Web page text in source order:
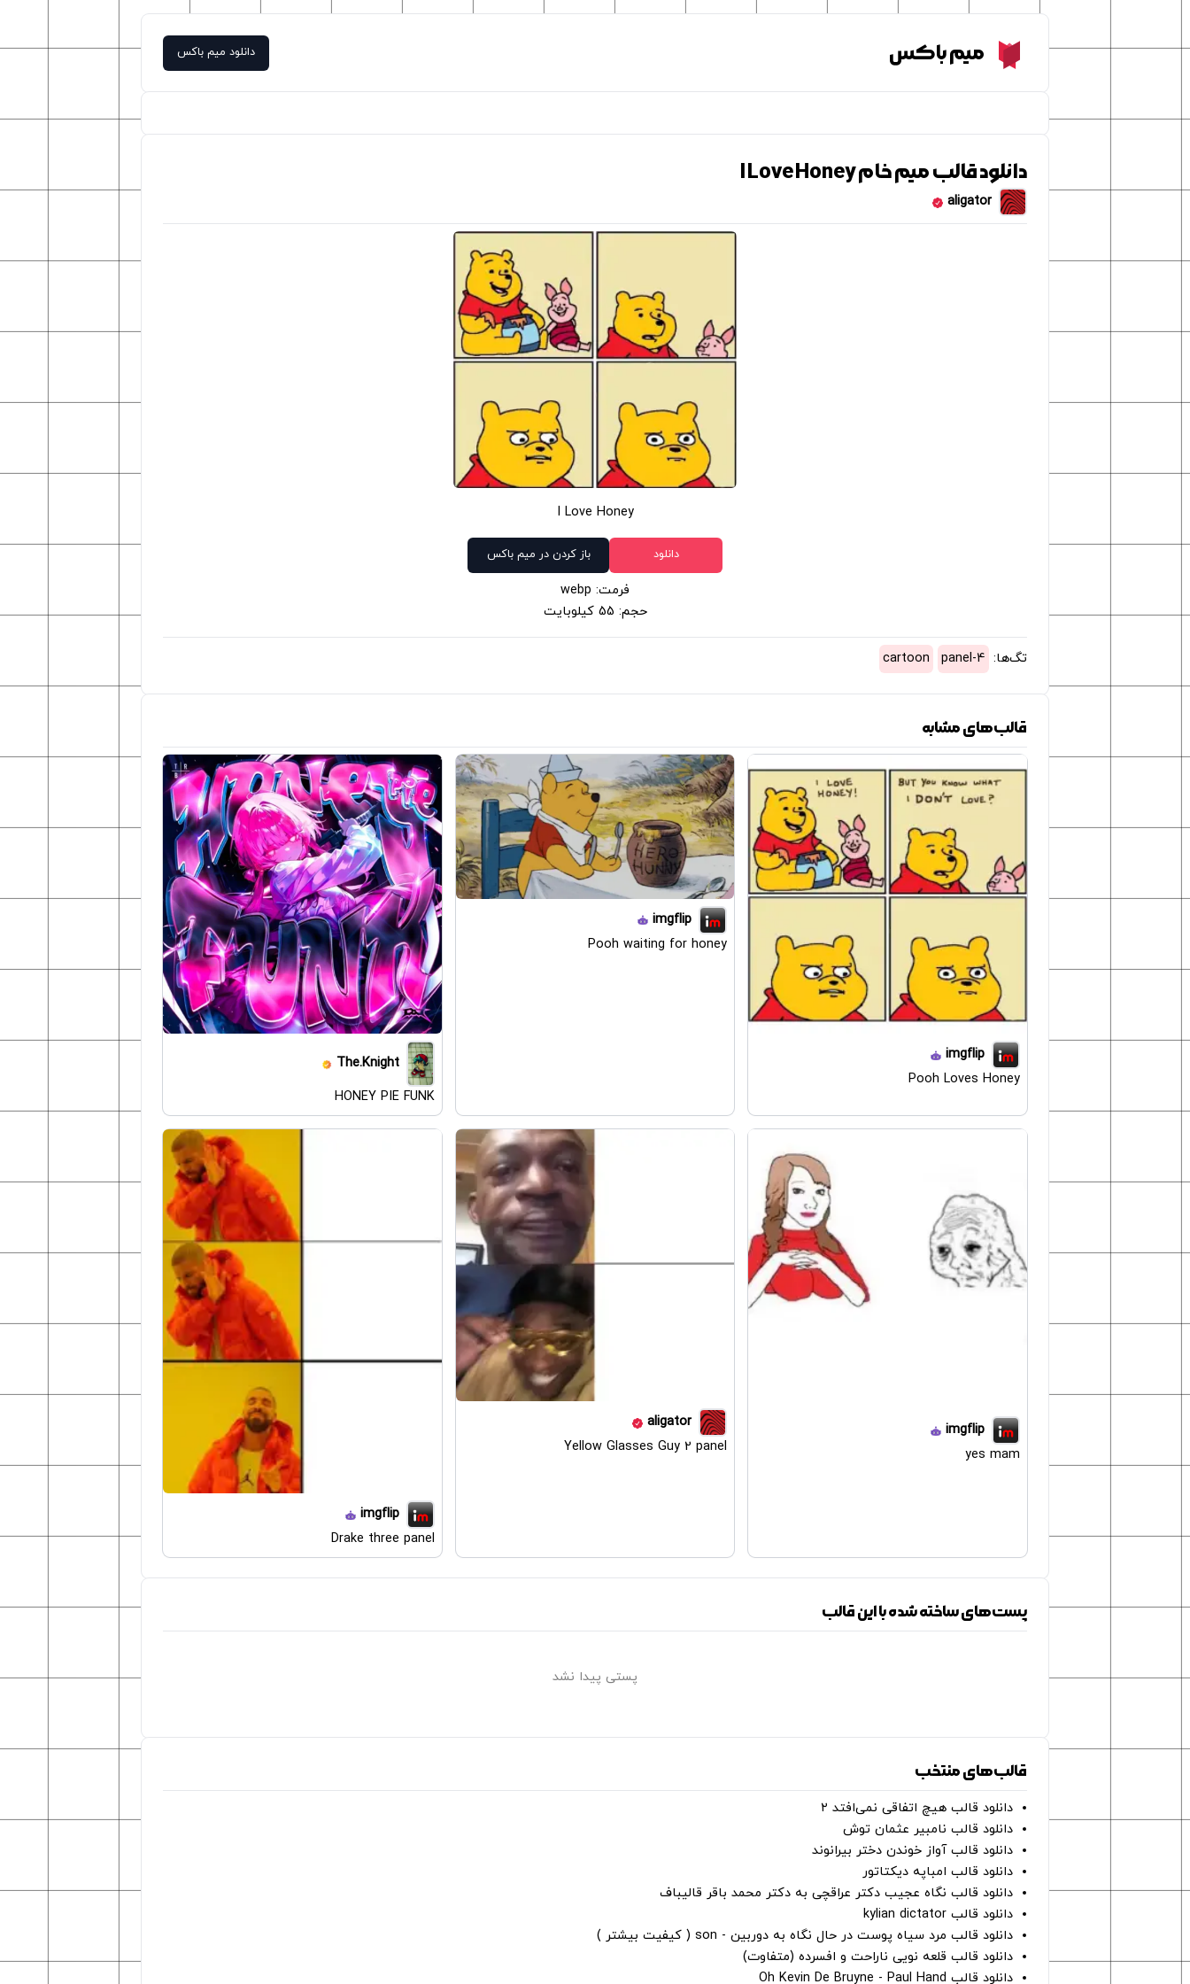
Meme Boxمیم باکس دانلود میم باکس
دانلود قالب میم خام I Love Honey
aligator
I Love Honey
دانلود باز کردن در میم باکس
فرمت: webp
حجم: 55 کیلوبایت
تگ‌ها: 4-panel
cartoon
قالب‌های مشابه
imgflip
Pooh Loves Honey
imgflip
Pooh waiting for honey
The.Knight
HONEY PIE FUNK
imgflip
yes mam
aligator
Yellow Glasses Guy 2 panel
imgflip
Drake three panel
پست‌های ساخته شده با این قالب
پستی پیدا نشد
قالب‌های منتخب
دانلود قالب هیچ اتفاقی نمی‌افتد ۲
دانلود قالب نامبیر عثمان ‌توش
دانلود قالب آواز خوندن دختر بیرانوند
دانلود قالب امباپه دیکتاتور
دانلود قالب نگاه عجیب دکتر عراقچی به دکتر محمد باقر قالیباف
دانلود قالب kylian dictator
دانلود قالب مرد سیاه پوست در حال نگاه به دوربین - son ( کیفیت بیشتر )
دانلود قالب قلعه نویی ناراحت و افسرده (متفاوت)
دانلود قالب Oh Kevin De Bruyne - Paul Hand